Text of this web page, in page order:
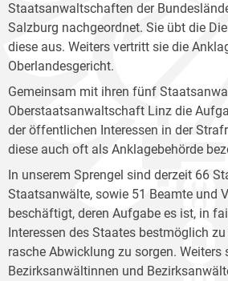
Staatsanwaltschaften der
Salzburg nachgeordnet. Sie übt die
diese aus. Weiters vertritt sie die
Oberlandesgericht.
Gemeinsam mit ihren fünf
Oberstaatsanwaltschaft Linz die
der öffentlichen Interessen in der
diese auch oft als Anklagebehörde
In unserem Sprengel sind derzeit 66
Staatsanwälte, sowie 51 Beamte und
beschäftigt, deren Aufgabe es ist, in
Interessen des Staates bestmöglich
rasche Abwicklung zu sorgen. Weiters
Bezirksanwältinnen und